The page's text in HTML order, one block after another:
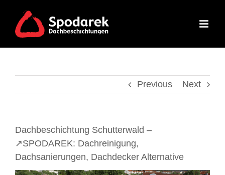
content
Previous Next
Dachbeschichtung Schutterwald –
↗️SPODAREK: Dachreinigung,
Dachsanierungen, Dachdecker Alternative